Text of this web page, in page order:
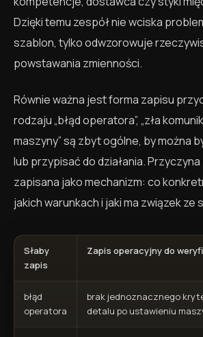
Dzięki temu zespół nie wciska
szablon, tylko odwzorowuje
powstawania zmienności.
Równie ważna jest forma zapisu
rodzaju „błąd operatora”, „zła
maszyny” są zbyt ogólne, by można
lub przypisać do działania.
zapisana jako mechanizm: co
jakich warunkach i jaki ma związek ze
Słaby
zapis
Zapis operacyjny do
błąd
operatora
brak jednoznacznego
detalu po ustawieniu